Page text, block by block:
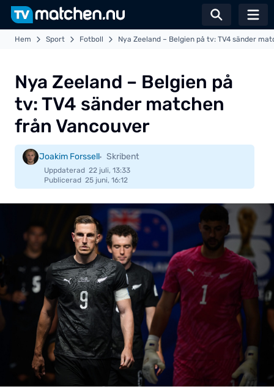
Växla
Hem Sport Fotboll Nya Zeeland – Belgien på tv: TV4 sänder
Nya Zeeland – Belgien på
tv: TV4 sänder matchen
från Vancouver
Joakim Forssell Skribent
Uppdaterad 22 juli, 13:33
Publicerad 25 juni, 16:12